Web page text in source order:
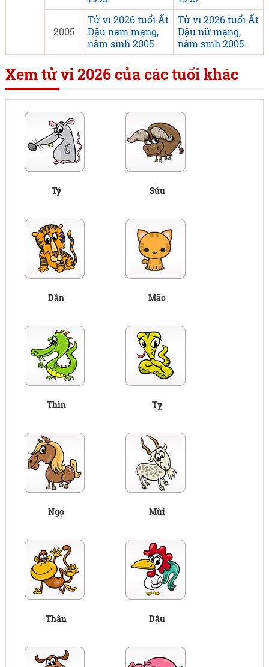
2005
Tử vi 2026 tuổi Ất
Dậu nam mạng,
năm sinh 2005.
Tử vi 2026 tuổi Ất
Dậu nữ mạng,
năm sinh 2005.
Xem tử vi 2026 của các tuổi khác
Tý Sửu
Dần Mão
Thìn Tỵ
Ngọ Mùi
Thân Dậu